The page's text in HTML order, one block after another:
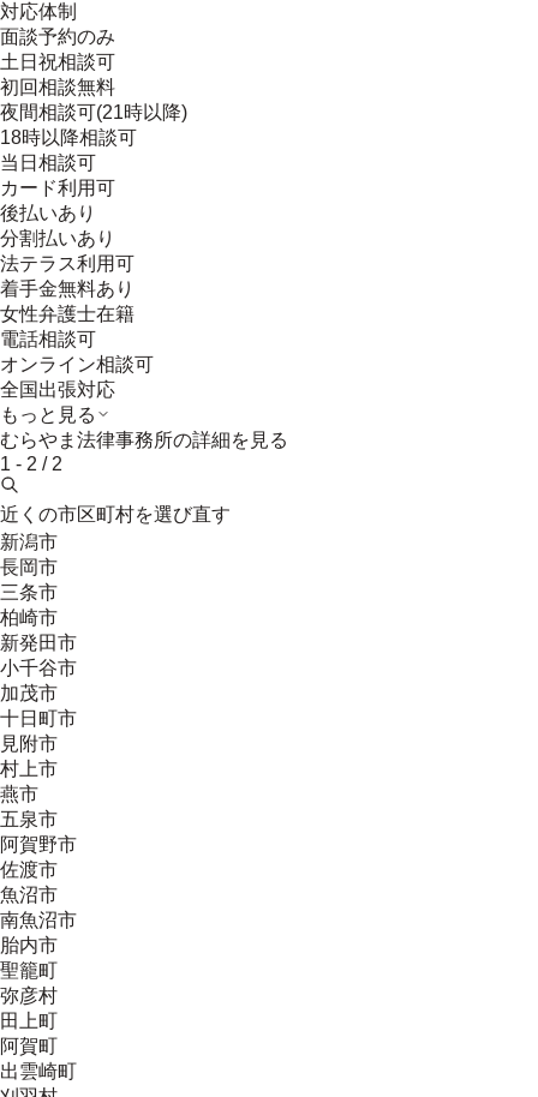
対応体制
面談予約のみ
土日祝相談可
初回相談無料
夜間相談可(21時以降)
18時以降相談可
当日相談可
カード利用可
後払いあり
分割払いあり
法テラス利用可
着手金無料あり
女性弁護士在籍
電話相談可
オンライン相談可
全国出張対応
もっと見る
むらやま法律事務所の詳細を見る
1 - 2 / 2
近くの市区町村を選び直す
新潟市
長岡市
三条市
柏崎市
新発田市
小千谷市
加茂市
十日町市
見附市
村上市
燕市
五泉市
阿賀野市
佐渡市
魚沼市
南魚沼市
胎内市
聖籠町
弥彦村
田上町
阿賀町
出雲崎町